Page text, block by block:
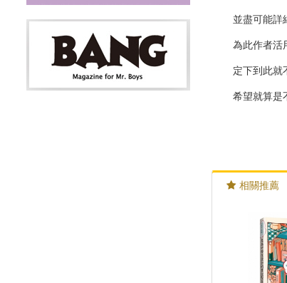
並盡可能詳
為此作者活
定下到此就
希望就算是
相關推薦